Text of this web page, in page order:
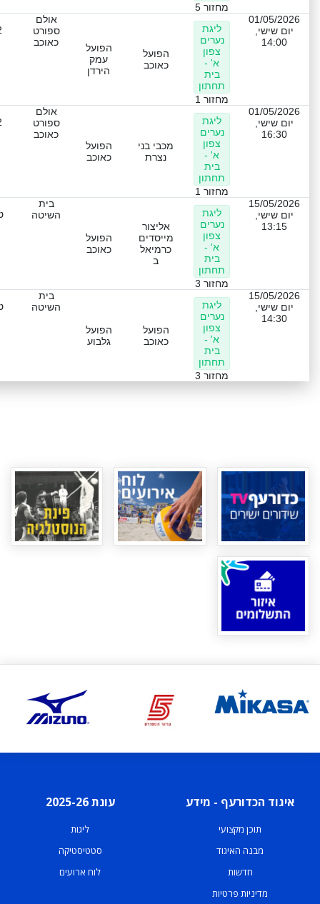
מחזור 5
01/05/2026
יום שישי,
14:00
ליגת
נערים
צפון
א' -
בית
תחתון
מחזור 1
הפועל
כאוכב
הפועל
עמק
הירדן
אולם
ספורט
כאוכב
01/05/2026
יום שישי,
16:30
ליגת
נערים
צפון
א' -
בית
תחתון
מחזור 1
מכבי בני
נצרת
הפועל
כאוכב
אולם
ספורט
כאוכב
15/05/2026
יום שישי,
13:15
ליגת
נערים
צפון
א' -
בית
תחתון
מחזור 3
אליצור
מייסדים
כרמיאל
ב
הפועל
כאוכב
בית
השיטה
15/05/2026
יום שישי,
14:30
ליגת
נערים
צפון
א' -
בית
תחתון
מחזור 3
הפועל
כאוכב
הפועל
גלבוע
בית
השיטה
איגוד הכדורעף - מידע
תוכן מקצועי
מבנה האיגוד
חדשות
מדיניות פרטיות
עונת 2025-26
ליגות
סטטיסטיקה
לוח ארועים